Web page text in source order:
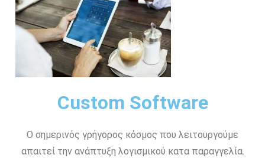
Custom Software
Ο σημερινός γρήγορος κόσμος που λειτουργούμε
απαιτεί την ανάπτυξη λογισμικού κατα παραγγελία.